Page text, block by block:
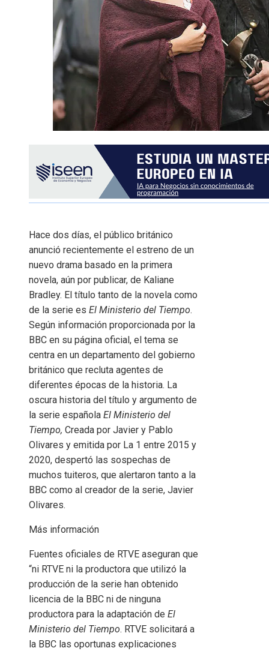
Hace dos días, el público británico
anunció recientemente el estreno de un
nuevo drama basado en la primera
novela, aún por publicar, de Kaliane
Bradley. El título tanto de la novela como
de la serie es El Ministerio del Tiempo.
Según información proporcionada por la
BBC en su página oficial, el tema se
centra en un departamento del gobierno
británico que recluta agentes de
diferentes épocas de la historia. La
oscura historia del título y argumento de
la serie española El Ministerio del
Tiempo, Creada por Javier y Pablo
Olivares y emitida por La 1 entre 2015 y
2020, despertó las sospechas de
muchos tuiteros, que alertaron tanto a la
BBC como al creador de la serie, Javier
Olivares.
Más información
Fuentes oficiales de RTVE aseguran que
“ni RTVE ni la productora que utilizó la
producción de la serie han obtenido
licencia de la BBC ni de ninguna
productora para la adaptación de El
Ministerio del Tiempo. RTVE solicitará a
la BBC las oportunas explicaciones